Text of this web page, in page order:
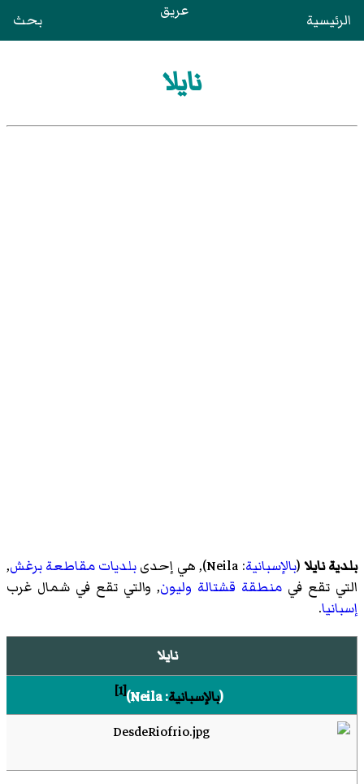
الرئيسية عريق بحث
نايلا
بلدية نايلا(بالإسبانية:
Neila)‏, هي إحدىبلدياتمقاطعةبرغش,
التي تقع في منطقة قشتالة وليون, والتي تقع في شمال غرب
إسبانيا.
نايلا
(بالإسبانية:
Neila
)‏
[1]